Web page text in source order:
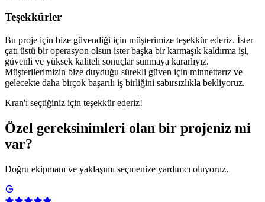
Teşekkürler
Bu proje için bize güvendiği için müşterimize teşekkür ederiz. İster
çatı üstü bir operasyon olsun ister başka bir karmaşık kaldırma işi,
güvenli ve yüksek kaliteli sonuçlar sunmaya kararlıyız.
Müşterilerimizin bize duyduğu sürekli güven için minnettarız ve
gelecekte daha birçok başarılı iş birliğini sabırsızlıkla bekliyoruz.
Kran'ı seçtiğiniz için teşekkür ederiz!
Özel gereksinimleri olan bir projeniz mi
var?
Doğru ekipmanı ve yaklaşımı seçmenize yardımcı oluyoruz.